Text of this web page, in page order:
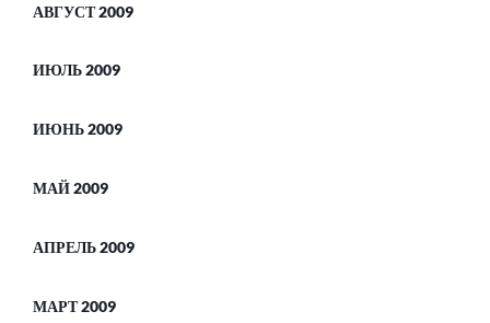
АВГУСТ 2009
ИЮЛЬ 2009
ИЮНЬ 2009
МАЙ 2009
АПРЕЛЬ 2009
МАРТ 2009